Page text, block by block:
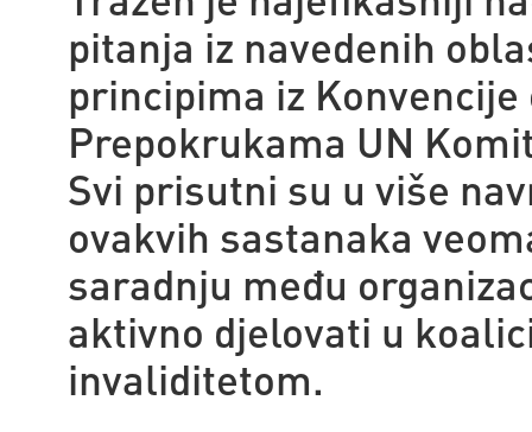
pitanja iz navedenih
principima iz
Prepokrukama UN
Svi prisutni su u više
ovakvih sastanaka
saradnju među
aktivno djelovati u
invaliditetom.